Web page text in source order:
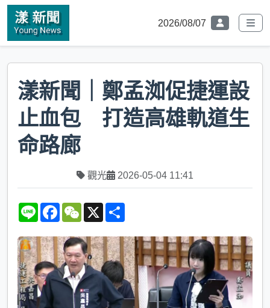
2026/08/07
漾新聞｜鄭孟洳促捷運設
止血包 打造高雄軌道生
命路廊
觀光 2026-05-04 11:41
L
e
F
e
b
o
o
k
W
h
a
t
X
r
e